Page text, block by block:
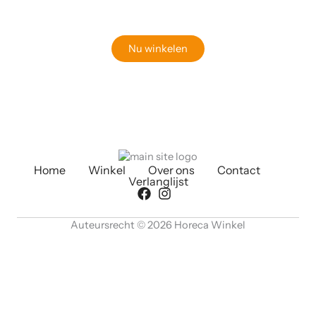
Nu winkelen
Home Winkel Over ons
Contact
Verlanglijst
Auteursrecht © 2026 Horeca Winkel